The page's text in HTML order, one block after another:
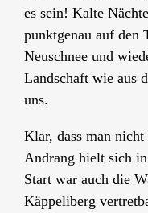
es sein! Kalte
punktgenau auf den
Neuschnee und
Landschaft wie aus
uns.
Klar, dass man
Andrang hielt sich
Start war auch die
Käppeliberg